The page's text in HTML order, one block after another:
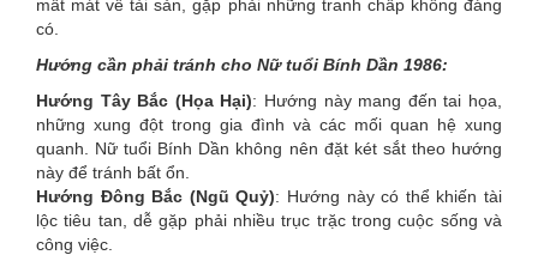
mất mát về tài sản, gặp phải những tranh chấp không đáng
có.
Hướng cần phải tránh cho Nữ tuổi Bính Dần 1986:
Hướng Tây Bắc (Họa Hại): Hướng này mang đến tai họa,
những xung đột trong gia đình và các mối quan hệ xung
quanh. Nữ tuổi Bính Dần không nên đặt két sắt theo hướng
này để tránh bất ổn.
Hướng Đông Bắc (Ngũ Quỷ): Hướng này có thể khiến tài
lộc tiêu tan, dễ gặp phải nhiều trục trặc trong cuộc sống và
công việc.